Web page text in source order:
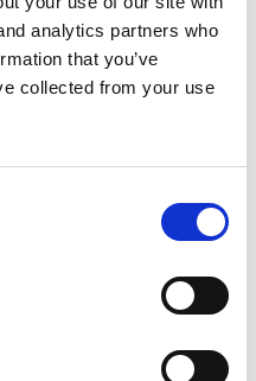
analytics partners who
that you’ve
collected from your use
2026: viaje a